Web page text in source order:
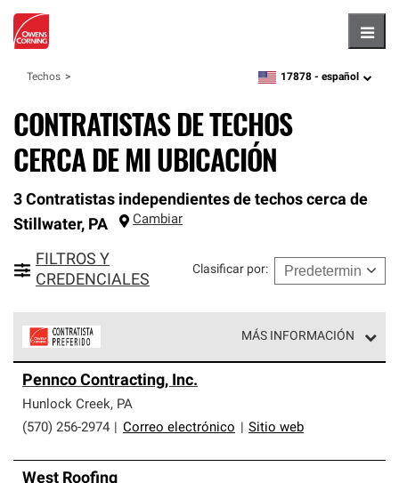
Techos zipcode, language
17878 - español
CONTRATISTAS DE TECHOS
CERCA DE MI UBICACIÓN
3 Contratistas independientes de techos cerca de
Stillwater, PA Cambiar
FILTROS Y
CREDENCIALES
Clasificar por:
MÁS INFORMACIÓN
parte de una red exclusiva de profesionales de techos
que cumplen con altos estándares y requisitos estrictos
de profesionalismo y confiabilidad.
Pennco Contracting, Inc.
Hunlock Creek, PA
(570) 256-2974
Correo electrónico Sitio web
West Roofing